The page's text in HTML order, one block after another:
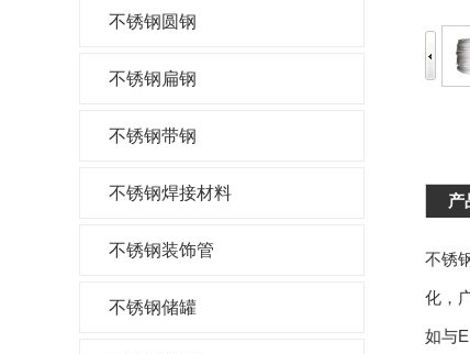
不锈钢圆钢
不锈钢扁钢
不锈钢带钢
不锈钢焊接材料
不锈钢装饰管
不锈钢储罐
产
不锈
化，
如与